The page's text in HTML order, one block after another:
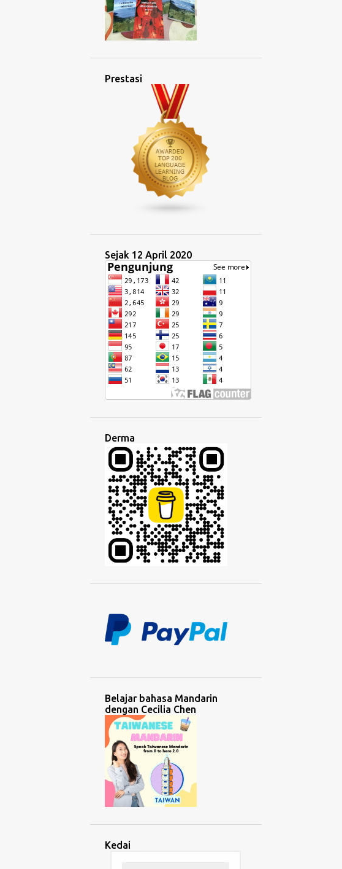
April 2025
Mac 2025
Januari 2025
Disember 2024
November 2024
Oktober 2024
September 2024
Mac 2024
1
Februari 2024
2023
Disember 2023
Oktober 2023
September 2023
2
April 2023
2
Januari 2023
2022
Disember 2022
November 2022
Julai 2022
Jun 2022
Februari 2022
Prestasi
Sejak 12 April 2020
Derma
Belajar bahasa Mandarin
dengan Cecilia Chen
Kedai